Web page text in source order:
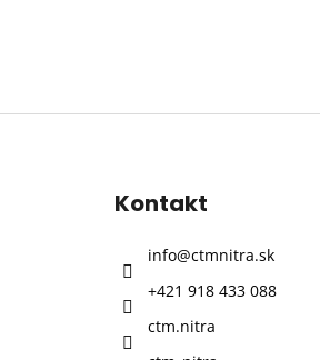
Kontakt
info@ctmnitra.sk
+421 918 433 088
ctm.nitra